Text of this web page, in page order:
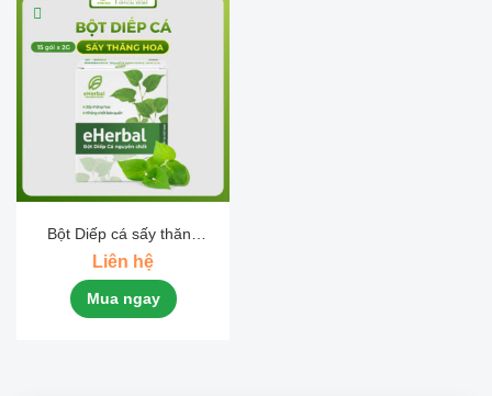
Bột Diếp cá sấy thăng
hoa
Liên hệ
Mua ngay